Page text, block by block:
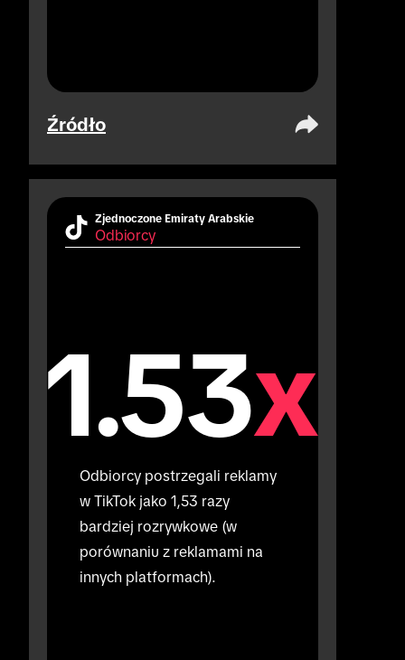
Źródło
Zjednoczone Emiraty Arabskie
Odbiorcy
1.53x
Odbiorcy postrzegali reklamy
w TikTok jako 1,53 razy
bardziej rozrywkowe (w
porównaniu z reklamami na
innych platformach).